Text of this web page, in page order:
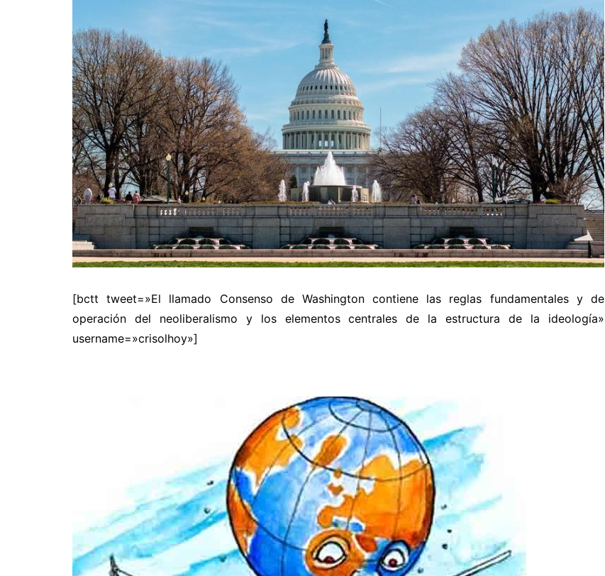
[bctt tweet=»El llamado Consenso de Washington contiene las reglas fundamentales y de
operación del neoliberalismo y los elementos centrales de la estructura de la ideología»
username=»crisolhoy»]